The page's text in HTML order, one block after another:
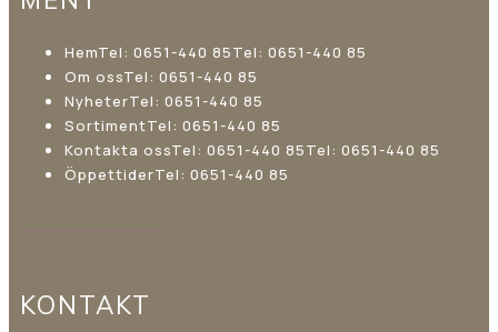
HemTel: 0651-440 85Tel: 0651-440 85
Om ossTel: 0651-440 85
NyheterTel: 0651-440 85
SortimentTel: 0651-440 85
Kontakta ossTel: 0651-440 85Tel: 0651-440 85
ÖppettiderTel: 0651-440 85
KONTAKT